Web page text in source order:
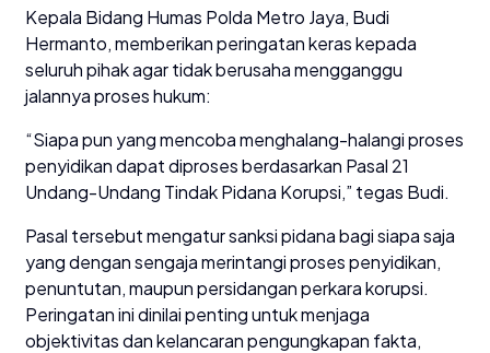
Kepala Bidang Humas Polda Metro Jaya, Budi
Hermanto, memberikan peringatan keras kepada
seluruh pihak agar tidak berusaha mengganggu
jalannya proses hukum:
“Siapa pun yang mencoba menghalang-halangi proses
penyidikan dapat diproses berdasarkan Pasal 21
Undang-Undang Tindak Pidana Korupsi,” tegas Budi.
Pasal tersebut mengatur sanksi pidana bagi siapa saja
yang dengan sengaja merintangi proses penyidikan,
penuntutan, maupun persidangan perkara korupsi.
Peringatan ini dinilai penting untuk menjaga
objektivitas dan kelancaran pengungkapan fakta,